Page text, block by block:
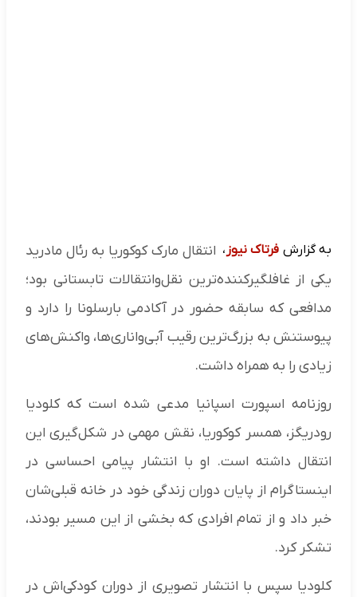
به گزارش فرتاک نیوز ، انتقال مارک کوکوریا به رئال مادرید
یکی از غافلگیرکننده‌ترین نقل‌وانتقالات تابستانی بود؛
مدافعی که سابقه حضور در آکادمی بارسلونا را دارد و
پیوستنش به بزرگ‌ترین رقیب آبی‌واناری‌ها، واکنش‌های
زیادی را به همراه داشت.
روزنامه اسپورت اسپانیا مدعی شده است که کلودیا
رودریگز، همسر کوکوریا، نقش مهمی در شکل‌گیری این
انتقال داشته است. او با انتشار پیامی احساسی در
اینستاگرام از پایان دوران زندگی خود در خانه قبلی‌شان
خبر داد و از تمام افرادی که بخشی از این مسیر بودند،
تشکر کرد.
کلودیا سپس با انتشار تصویری از دوران کودکی‌اش در